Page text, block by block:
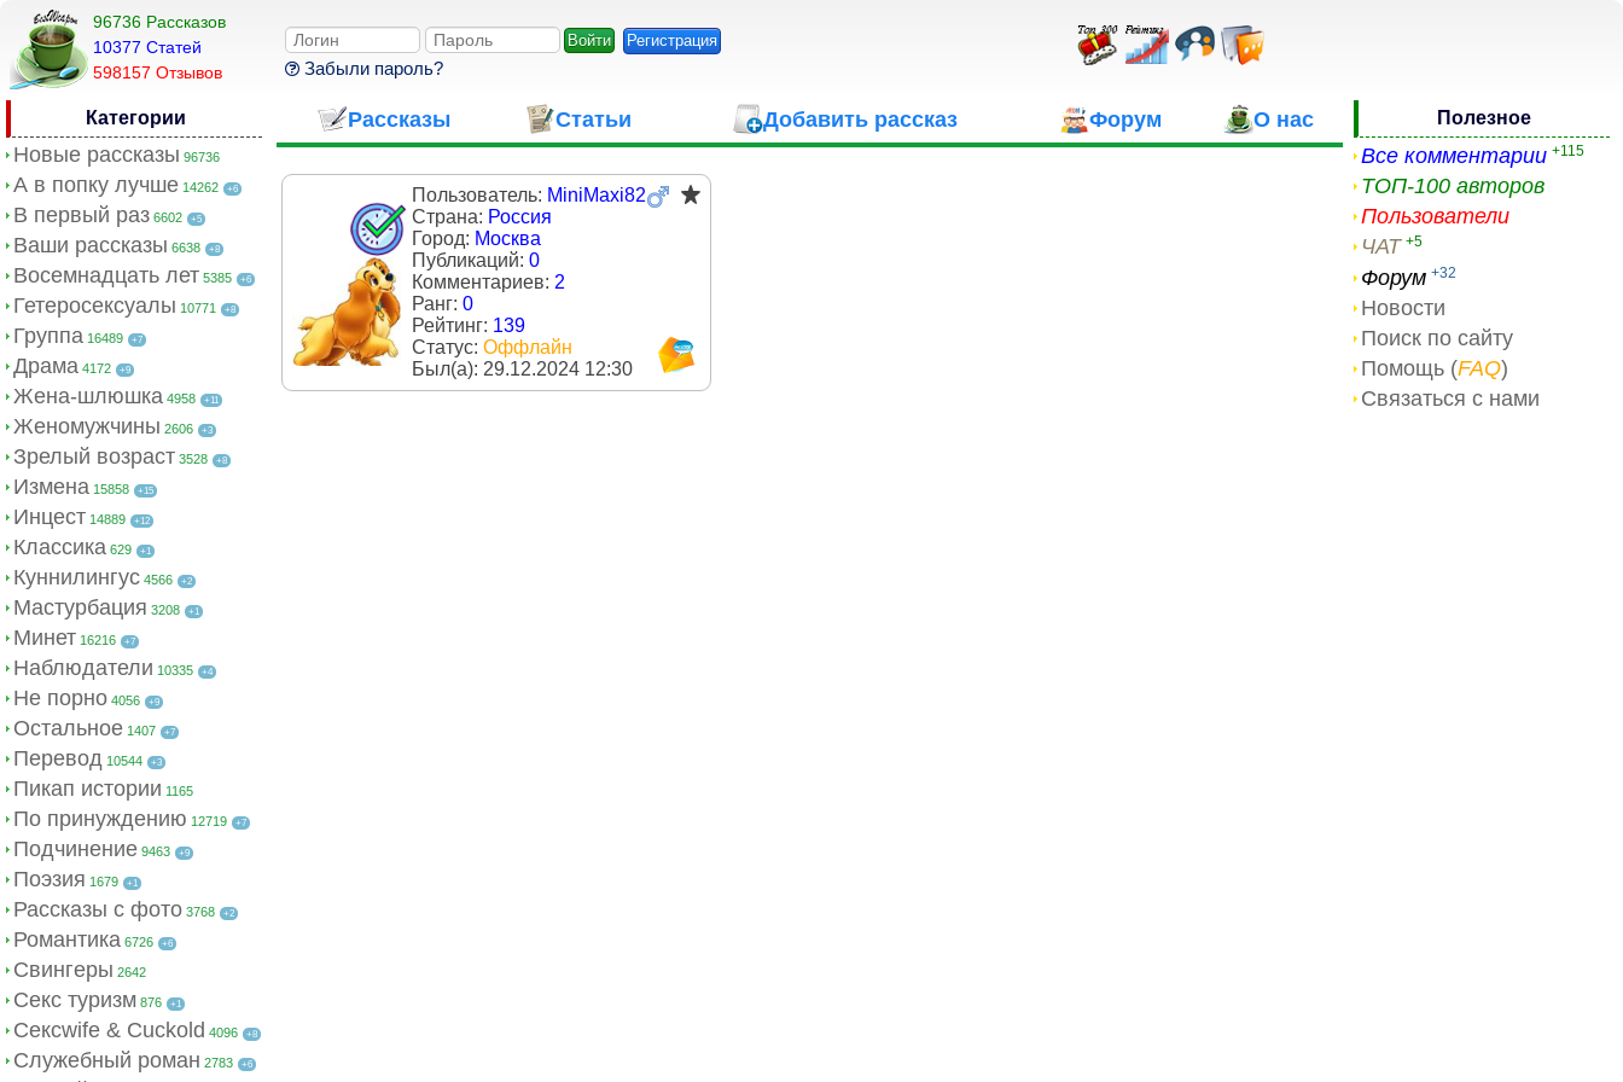
96736 Рассказов
10377 Cтатей
598157 Отзывов
Регистрация
Забыли пароль?
Категории
Новые рассказы 96736
А в попку лучше 14262 +6
В первый раз 6602 +5
Ваши рассказы 6638 +8
Восемнадцать лет 5385 +6
Гетеросексуалы 10771 +8
Группа 16489 +7
Драма 4172 +9
Жена-шлюшка 4958 +11
Женомужчины 2606 +3
Зрелый возраст 3528 +8
Измена 15858 +15
Инцест 14889 +12
Классика 629 +1
Куннилингус 4566 +2
Мастурбация 3208 +1
Минет 16216 +7
Наблюдатели 10335 +4
Не порно 4056 +9
Остальное 1407 +7
Перевод 10544 +3
Пикап истории 1165
По принуждению 12719 +7
Подчинение 9463 +9
Поэзия 1679 +1
Рассказы с фото 3768 +2
Романтика 6726 +6
Свингеры 2642
Секс туризм 876 +1
Сексwife & Cuckold 4096 +8
Служебный роман 2783 +6
Рассказы Статьи Добавить рассказ Форум О нас
Пользователь: MiniMaxi82
Страна: Россия
Город: Москва
Публикаций: 0
Комментариев: 2
Ранг: 0
Рейтинг: 139
Статус: Оффлайн
Был(a): 29.12.2024 12:30
Полезное
Все комментарии +115
ТОП-100 авторов
Пользователи
ЧАТ +5
Форум +32
Новости
Поиск по сайту
Помощь (FAQ)
Связаться с нами